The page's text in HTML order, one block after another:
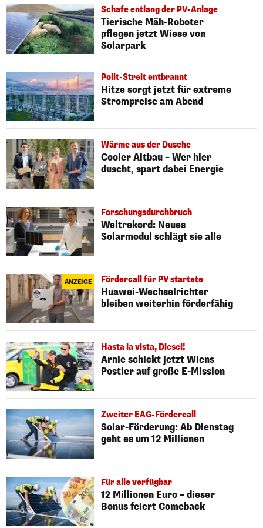
Schafe entlang der PV-Anlage
Tierische Mäh-Roboter
pflegen jetzt Wiese von
Solarpark
Polit-Streit entbrannt
Hitze sorgt jetzt für extreme
Strompreise am Abend
Wärme aus der Dusche
Cooler Altbau – Wer hier
duscht, spart dabei Energie
Forschungsdurchbruch
Weltrekord: Neues
Solarmodul schlägt sie alle
ANZEIGE Fördercall für PV startete
Huawei-Wechselrichter
bleiben weiterhin förderfähig
Hasta la vista, Diesel!
Arnie schickt jetzt Wiens
Postler auf große E-Mission
Zweiter EAG-Fördercall
Solar-Förderung: Ab Dienstag
geht es um 12 Millionen
Für alle verfügbar
12 Millionen Euro – dieser
Bonus feiert Comeback